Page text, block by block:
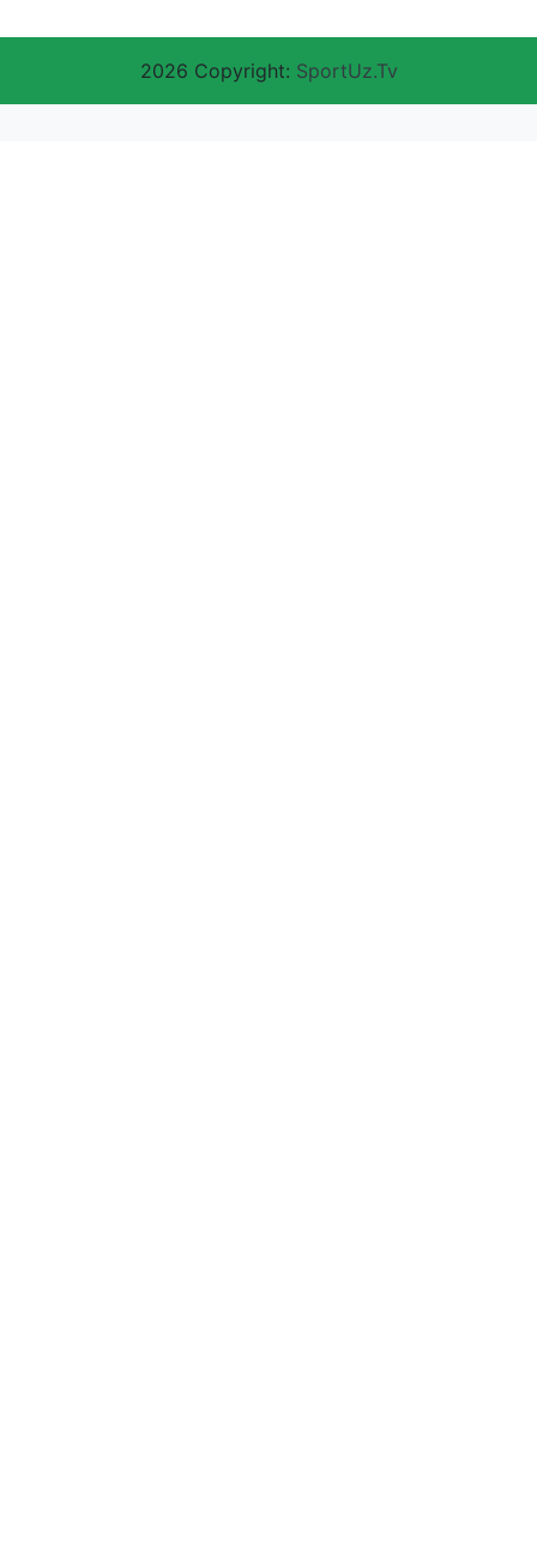
2026 Copyright: SportUz.Tv